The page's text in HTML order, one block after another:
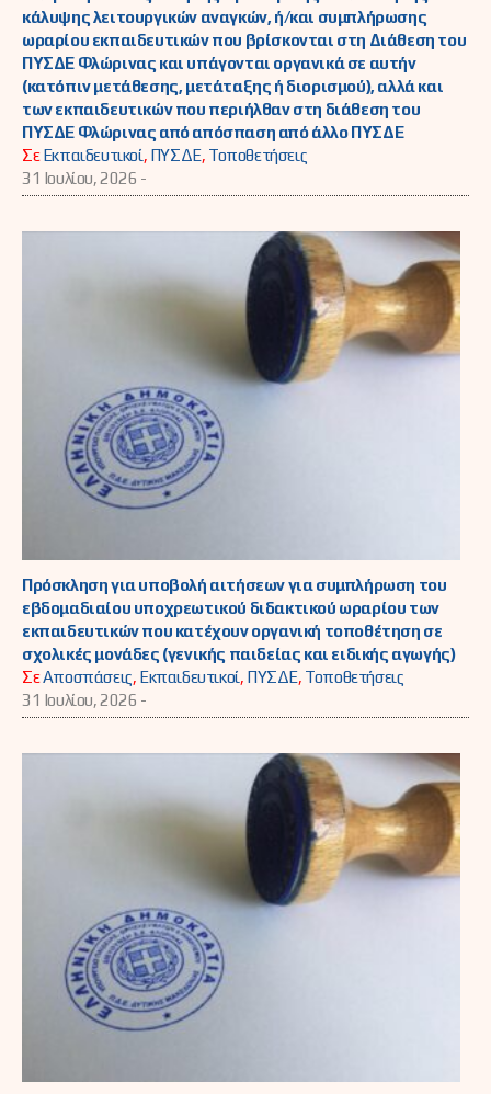
κάλυψης λειτουργικών αναγκών, ή/και συμπλήρωσης
ωραρίου εκπαιδευτικών που βρίσκονται στη Διάθεση του
ΠΥΣΔΕ Φλώρινας και υπάγονται οργανικά σε αυτήν
(κατόπιν μετάθεσης, μετάταξης ή διορισμού), αλλά και
των εκπαιδευτικών που περιήλθαν στη διάθεση του
ΠΥΣΔΕ Φλώρινας από απόσπαση από άλλο ΠΥΣΔΕ
ΣεΕκπαιδευτικοί, ΠΥΣΔΕ, Τοποθετήσεις
31 Ιουλίου, 2026 -
Πρόσκληση για υποβολή αιτήσεων για συμπλήρωση του
εβδομαδιαίου υποχρεωτικού διδακτικού ωραρίου των
εκπαιδευτικών που κατέχουν οργανική τοποθέτηση σε
σχολικές μονάδες (γενικής παιδείας και ειδικής αγωγής)
ΣεΑποσπάσεις, Εκπαιδευτικοί, ΠΥΣΔΕ, Τοποθετήσεις
31 Ιουλίου, 2026 -